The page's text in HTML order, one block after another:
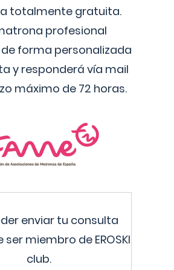
totalmente gratuita.
profesional
forma personalizada
y responderá vía mail
máximo de 72 horas.
enviar tu consulta
ser miembro de EROSKI
club.